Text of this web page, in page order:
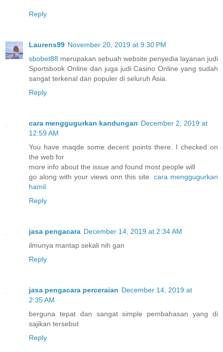
Reply
Laurens99 November 20, 2019 at 9:30 PM
sbobet88 merupakan sebuah website penyedia layanan judi
Sportsbook Online dan juga judi Casino Online yang sudah
sangat terkenal dan populer di seluruh Asia.
Reply
cara menggugurkan kandungan December 2, 2019 at
12:59 AM
You have maqde some decent points there. I checked on
the web for
more info about the issue and found most people will
go along with your views onn this site. cara menggugurkan
hamil
Reply
jasa pengacara December 14, 2019 at 2:34 AM
ilmunya mantap sekali nih gan
Reply
jasa pengacara perceraian December 14, 2019 at
2:35 AM
berguna tepat dan sangat simple pembahasan yang di
sajikan tersebut
Reply